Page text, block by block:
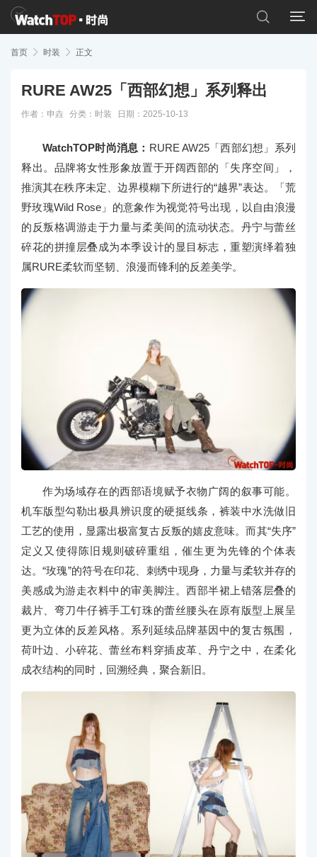


首页  时装  正文
RURE AW25「西部幻想」系列释出
作者：申垚 分类： 时装 日期：2025-10-13
WatchTOP时尚消息： RURE AW25「西部幻想」系列
释出。品牌将女性形象放置于开阔西部的「失序空间」，
推演其在秩序未定、边界模糊下所进行的“越界”表达。「荒
野玫瑰Wild Rose」的意象作为视觉符号出现，以自由浪漫
的反叛格调游走于力量与柔美间的流动状态。丹宁与蕾丝
碎花的拼撞层叠成为本季设计的显目标志，重塑演绎着独
属RURE柔软而坚韧、浪漫而锋利的反差美学。
作为场域存在的西部语境赋予衣物广阔的叙事可能。
机车版型勾勒出极具辨识度的硬挺线条，裤装中水洗做旧
工艺的使用，显露出极富复古反叛的嬉皮意味。而其“失序”
定义又使得陈旧规则破碎重组，催生更为先锋的个体表
达。“玫瑰”的符号在印花、刺绣中现身，力量与柔软并存的
美感成为游走衣料中的审美脚注。西部半裙上错落层叠的
裁片、弯刀牛仔裤手工钉珠的蕾丝腰头在原有版型上展呈
更为立体的反差风格。系列延续品牌基因中的复古氛围，
荷叶边、小碎花、蕾丝布料穿插皮革、丹宁之中，在柔化
成衣结构的同时，回溯经典，聚合新旧。